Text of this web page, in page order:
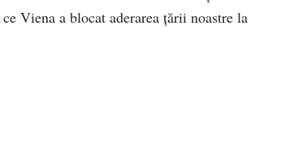
Viena a blocat aderarea țării noastre la